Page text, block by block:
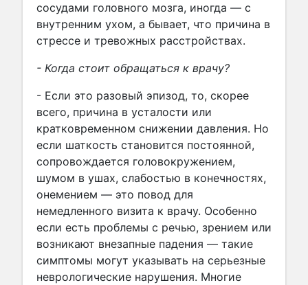
сосудами головного мозга, иногда — с
внутренним ухом, а бывает, что причина в
стрессе и тревожных расстройствах.
- Когда стоит обращаться к врачу?
- Если это разовый эпизод, то, скорее
всего, причина в усталости или
кратковременном снижении давления. Но
если шаткость становится постоянной,
сопровождается головокружением,
шумом в ушах, слабостью в конечностях,
онемением — это повод для
немедленного визита к врачу. Особенно
если есть проблемы с речью, зрением или
возникают внезапные падения — такие
симптомы могут указывать на серьезные
неврологические нарушения. Многие